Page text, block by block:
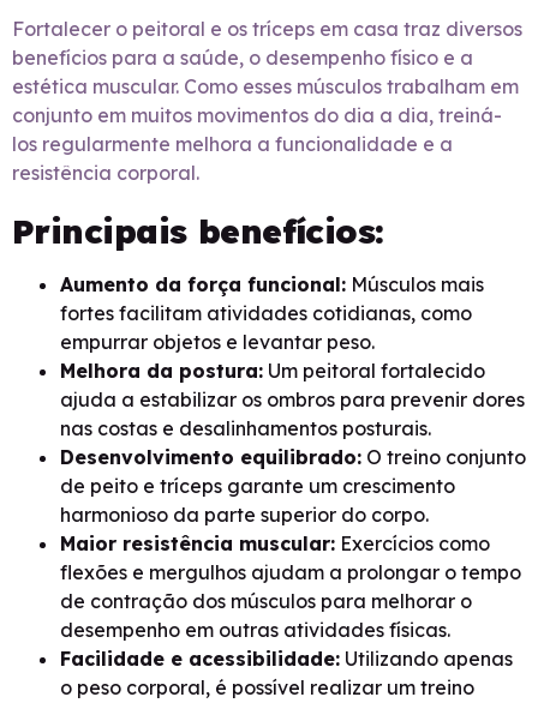
Fortalecer o peitoral e os tríceps em casa traz diversos
benefícios para a saúde, o desempenho físico e a
estética muscular. Como esses músculos trabalham em
conjunto em muitos movimentos do dia a dia, treiná-
los regularmente melhora a funcionalidade e a
resistência corporal.
Principais benefícios:
Aumento da força funcional: Músculos mais
fortes facilitam atividades cotidianas, como
empurrar objetos e levantar peso.
Melhora da postura: Um peitoral fortalecido
ajuda a estabilizar os ombros para prevenir dores
nas costas e desalinhamentos posturais.
Desenvolvimento equilibrado: O treino conjunto
de peito e tríceps garante um crescimento
harmonioso da parte superior do corpo.
Maior resistência muscular: Exercícios como
flexões e mergulhos ajudam a prolongar o tempo
de contração dos músculos para melhorar o
desempenho em outras atividades físicas.
Facilidade e acessibilidade: Utilizando apenas
o peso corporal, é possível realizar um treino